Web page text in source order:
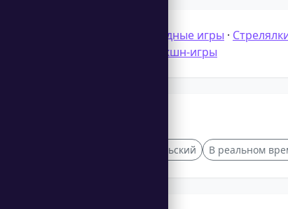
Аркадные игры ·
Экшн-игры
Многопользовательский В реальном